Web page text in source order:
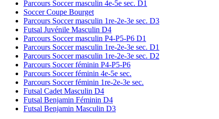
Parcours Soccer masculin 4e-5e sec. D1
Soccer Coupe Bourget
Parcours Soccer masculin 1re-2e-3e sec. D3
Futsal Juvénile Masculin D4
Parcours Soccer masculin P4-P5-P6 D1
Parcours Soccer masculin 1re-2e-3e sec. D1
Parcours Soccer masculin 1re-2e-3e sec. D2
Parcours Soccer féminin P4-P5-P6
Parcours Soccer féminin 4e-5e sec.
Parcours Soccer féminin 1re-2e-3e sec.
Futsal Cadet Masculin D4
Futsal Benjamin Féminin D4
Futsal Benjamin Masculin D3